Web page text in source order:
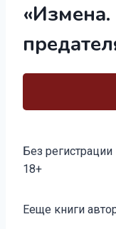
Без регистрации
18+
записи:
Ееще книги